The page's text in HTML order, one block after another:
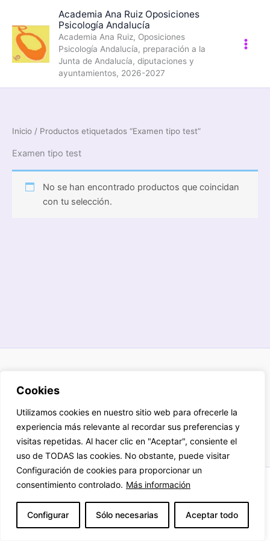
Cookies
Utilizamos cookies en nuestro sitio web para ofrecerle la
experiencia más relevante al recordar sus preferencias y
visitas repetidas. Al hacer clic en "Aceptar", consiente el
uso de TODAS las cookies. No obstante, puede visitar
Configuración de cookies para proporcionar un
consentimiento controlado. Más información
Configurar Sólo necesarias Aceptar todo
contenido
Academia Ana Ruiz Oposiciones
Psicología Andalucía
Academia Ana Ruiz, Oposiciones
Psicología Andalucía, preparación a la
Junta de Andalucía, diputaciones y
ayuntamientos, 2026-2027
Inicio / Productos etiquetados “Examen tipo test”
Examen tipo test
No se han encontrado productos que coincidan
con tu selección.
Cookies
Términos y condiciones
Reservados derechos propiedad intelectual
2026
Ana María Ruiz Rivas